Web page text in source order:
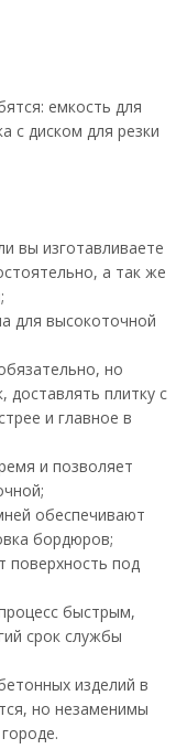
емкость для
с диском для резки
вы изготавливаете
а так же
для высокоточной
но
доставлять плитку с
и главное в
и позволяет
обеспечивают
бордюров;
поверхность под
быстрым,
срок службы
изделий в
но незаменимы